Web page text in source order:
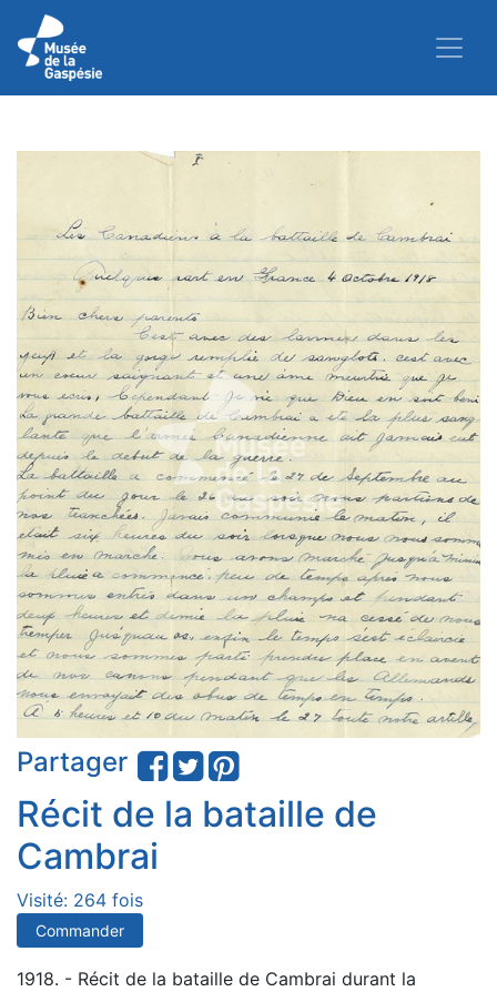
Partager
Récit de la bataille de
Cambrai
Visité: 264 fois
Commander
1918. - Récit de la bataille de Cambrai durant la